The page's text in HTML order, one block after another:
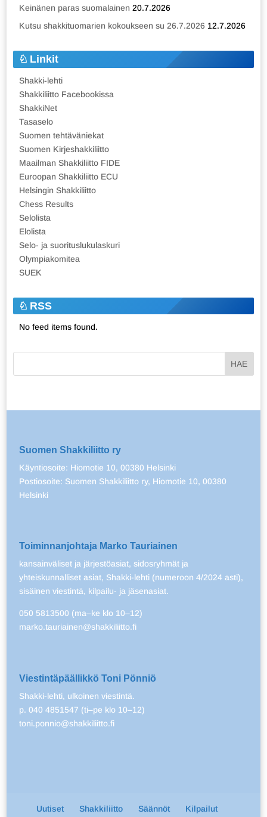
Keinänen paras suomalainen 20.7.2026
Kutsu shakkituomarien kokoukseen su 26.7.2026 12.7.2026
Linkit
Shakki-lehti
Shakkiliitto Facebookissa
ShakkiNet
Tasaselo
Suomen tehtäväniekat
Suomen Kirjeshakkiliitto
Maailman Shakkiliitto FIDE
Euroopan Shakkiliitto ECU
Helsingin Shakkiliitto
Chess Results
Selolista
Elolista
Selo- ja suorituslukulaskuri
Olympiakomitea
SUEK
RSS
No feed items found.
Suomen Shakkiliitto ry
Käyntiosoite: Hiomotie 10, 00380 Helsinki
Postiosoite: Suomen Shakkiliitto ry, Hiomotie 10, 00380
Helsinki
Toiminnanjohtaja Marko Tauriainen
kansainväliset ja järjestöasiat, sidosryhmät ja
yhteiskunnalliset asiat, Shakki-lehti (numeroon 4/2024 asti),
sisäinen viestintä, kilpailu- ja jäsenasiat.
050 5813500 (ma–ke klo 10–12)
marko.tauriainen@shakkiliitto.fi
Viestintäpäällikkö Toni Pönniö
Shakki-lehti, ulkoinen viestintä.
p. 040 4851547 (ti–pe klo 10–12)
toni.ponnio@shakkiliitto.fi
Uutiset Shakkiliitto Säännöt Kilpailut